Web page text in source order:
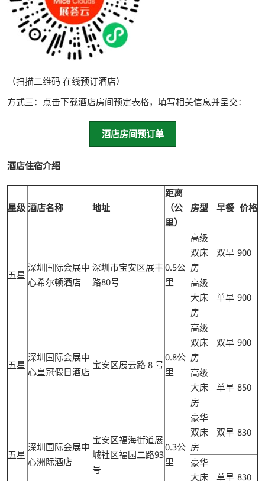
（扫描二维码 在线预订酒店）
方式三：点击下载酒店房间预定表格，填写相关信息并呈交：
酒店房间预订单
酒店住宿介绍
星级 酒店名称 地址
距离
（公
里）
房型 早餐 价格
五星
深圳国际会展中
心希尔顿酒店
深圳市宝安区展丰
路80号
0.5公
里
高级
双床
房
双早 900
高级
大床
房
单早 900
五星
深圳国际会展中
心皇冠假日酒店
宝安区展云路 8 号
0.8公
里
高级
双床
房
双早 900
高级
大床
房
单早 850
五星
深圳国际会展中
心洲际酒店
宝安区福海街道展
城社区福园二路93
号
0.3公
里
豪华
双床
房
双早 830
豪华
大床
单早 830